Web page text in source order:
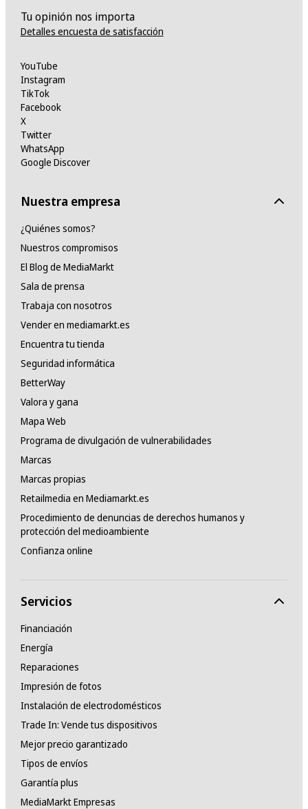
Tu opinión nos importa
Detalles encuesta de satisfacción
YouTube
Instagram
TikTok
Facebook
X
Twitter
WhatsApp
Google Discover
Nuestra empresa
¿Quiénes somos?
Nuestros compromisos
El Blog de MediaMarkt
Sala de prensa
Trabaja con nosotros
Vender en mediamarkt.es
Encuentra tu tienda
Seguridad informática
BetterWay
Valora y gana
Mapa Web
Programa de divulgación de vulnerabilidades
Marcas
Marcas propias
Retailmedia en Mediamarkt.es
Procedimiento de denuncias de derechos humanos y
protección del medioambiente
Confianza online
Servicios
Financiación
Energía
Reparaciones
Impresión de fotos
Instalación de electrodomésticos
Trade In: Vende tus dispositivos
Mejor precio garantizado
Tipos de envíos
Garantía plus
MediaMarkt Empresas